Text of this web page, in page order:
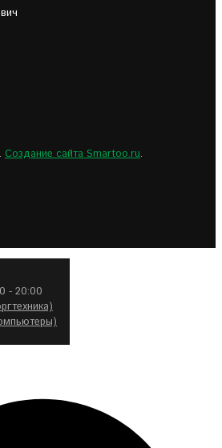
Создание сайта Smartoo.ru.
- 20:00